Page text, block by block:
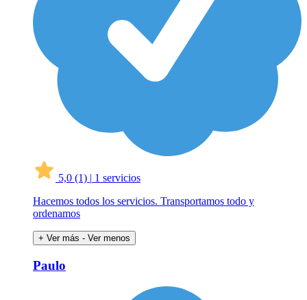
5,0 (1) | 1 servicios
Hacemos todos los servicios. Transportamos todo y
ordenamos
+ Ver más - Ver menos
Paulo